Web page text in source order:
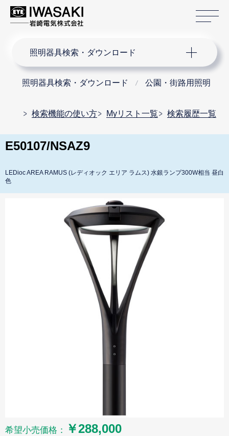
照明器具検索・ダウンロード
照明器具検索・ダウンロード 公園・街路用照明
検索機能の使い方 Myリスト一覧 検索履歴一覧
E50107/NSAZ9
LEDioc AREA RAMUS (レディオック エリア ラムス) 水銀ランプ300W相当 昼白
色
希望小売価格： ￥288,000